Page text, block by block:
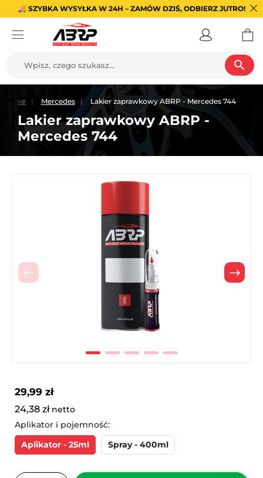
🚚 SZYBKA WYSYŁKA W 24H – ZAMÓW DZIŚ, ODBIERZ JUTRO!
search
Mercedes Lakier zaprawkowy ABRP - Mercedes 744
Lakier zaprawkowy ABRP -
Mercedes 744
Poprzedni
29,99 zł
24,38 zł netto
Aplikator i pojemność:
Aplikator - 25ml
Spray - 400ml